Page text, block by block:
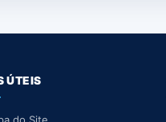
ÚTEIS